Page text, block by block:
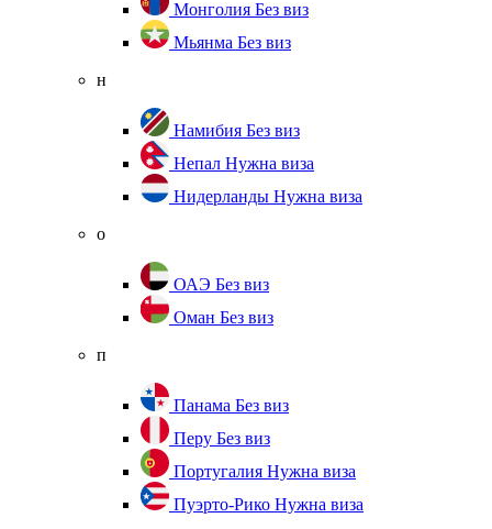
Монголия Без виз
Мьянма Без виз
н
Намибия Без виз
Непал Нужна виза
Нидерланды Нужна виза
о
ОАЭ Без виз
Оман Без виз
п
Панама Без виз
Перу Без виз
Португалия Нужна виза
Пуэрто-Рико Нужна виза